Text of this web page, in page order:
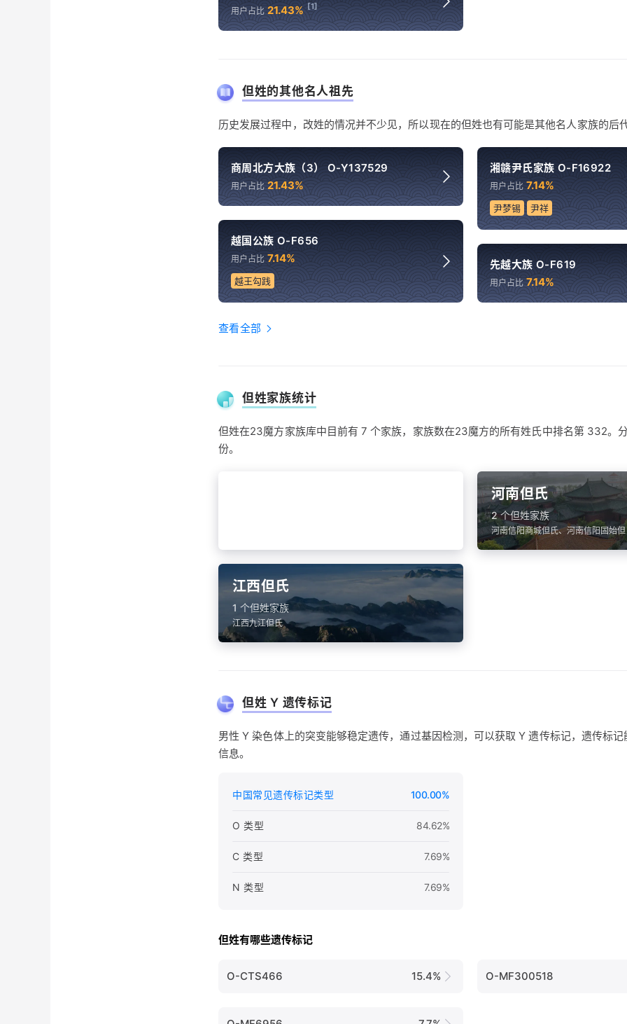
用户占比 21.43% [1]
但姓的其他名人祖先
历史发展过程中，改姓的情况并不少见，所以现在的但姓也有可能是其他名人家族的后
商周北方大族（3） O-Y137529
用户占比 21.43%
湘赣尹氏家族 O-F16922
用户占比 7.14%
尹梦锡 尹祥
越国公族 O-F656
用户占比 7.14%
越王勾践
先越大族 O-F619
用户占比 7.14%
查看全部
但姓家族统计
但姓在23魔方家族库中目前有 7 个家族，家族数在23魔方的所有姓氏中排名第 332。
份。
河南但氏
2 个但姓家族
河南信阳商城但氏、河南信阳固始
江西但氏
1 个但姓家族
江西九江但氏
但姓 Y 遗传标记
男性 Y 染色体上的突变能够稳定遗传，通过基因检测，可以获取 Y 遗传标记，遗传标
信息。
中国常见遗传标记类型 100.00%
O 类型 84.62%
C 类型 7.69%
N 类型 7.69%
但姓有哪些遗传标记
O-CTS466 15.4% O-MF300518